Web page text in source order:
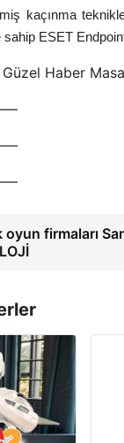
kaçınma
ESET
Haber
firmaları